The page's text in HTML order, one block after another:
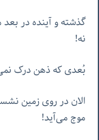
گذشته و آینده در
نه!
بُعدی که ذهن درک
الان در روی زمین
موج می‌آید!